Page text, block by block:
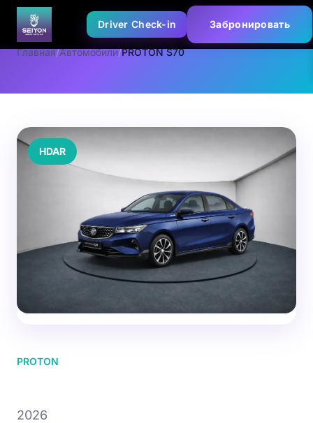
Driver Check-in Забронировать
Главная/Автомобили/PROTON S70
HDAR
PROTON
2026